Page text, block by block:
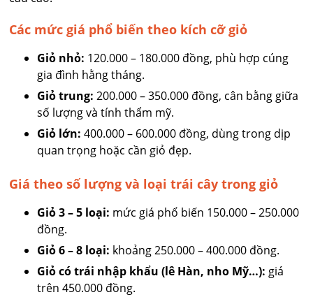
Các mức giá phổ biến theo kích cỡ giỏ
Giỏ nhỏ: 120.000 – 180.000 đồng, phù hợp cúng
gia đình hằng tháng.
Giỏ trung: 200.000 – 350.000 đồng, cân bằng giữa
số lượng và tính thẩm mỹ.
Giỏ lớn: 400.000 – 600.000 đồng, dùng trong dịp
quan trọng hoặc cần giỏ đẹp.
Giá theo số lượng và loại trái cây trong giỏ
Giỏ 3 – 5 loại: mức giá phổ biến 150.000 – 250.000
đồng.
Giỏ 6 – 8 loại: khoảng 250.000 – 400.000 đồng.
Giỏ có trái nhập khẩu (lê Hàn, nho Mỹ…): giá
trên 450.000 đồng.